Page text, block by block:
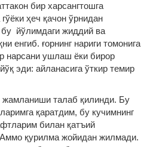
бир харсангтошга
ҳеч қачон ўрнидан
бу йўлимдаги жиддий ва
енгиб. ғорнинг нариги томонига
нарсани ушлаш ёки бирор
эди: айланасига ўткир темир
жамланиши талаб қилинди. Бу
қаратдим, бу кучимнинг
билан қатъий
қурилма жойидан жилмади.